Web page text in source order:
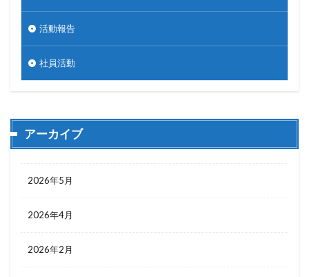
活動報告
社員活動
アーカイブ
2026年5月
2026年4月
2026年2月